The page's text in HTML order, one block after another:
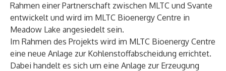
Rahmen einer Partnerschaft zwischen MLTC und Svante
entwickelt und wird im MLTC Bioenergy Centre in
Meadow Lake angesiedelt sein.
Im Rahmen des Projekts wird im MLTC Bioenergy Centre
eine neue Anlage zur Kohlenstoffabscheidung errichtet.
Dabei handelt es sich um eine Anlage zur Erzeugung